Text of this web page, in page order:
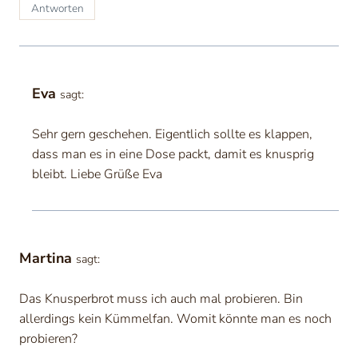
Antworten
Eva sagt:
Sehr gern geschehen. Eigentlich sollte es klappen,
dass man es in eine Dose packt, damit es knusprig
bleibt. Liebe Grüße Eva
Martina sagt:
Das Knusperbrot muss ich auch mal probieren. Bin
allerdings kein Kümmelfan. Womit könnte man es noch
probieren?